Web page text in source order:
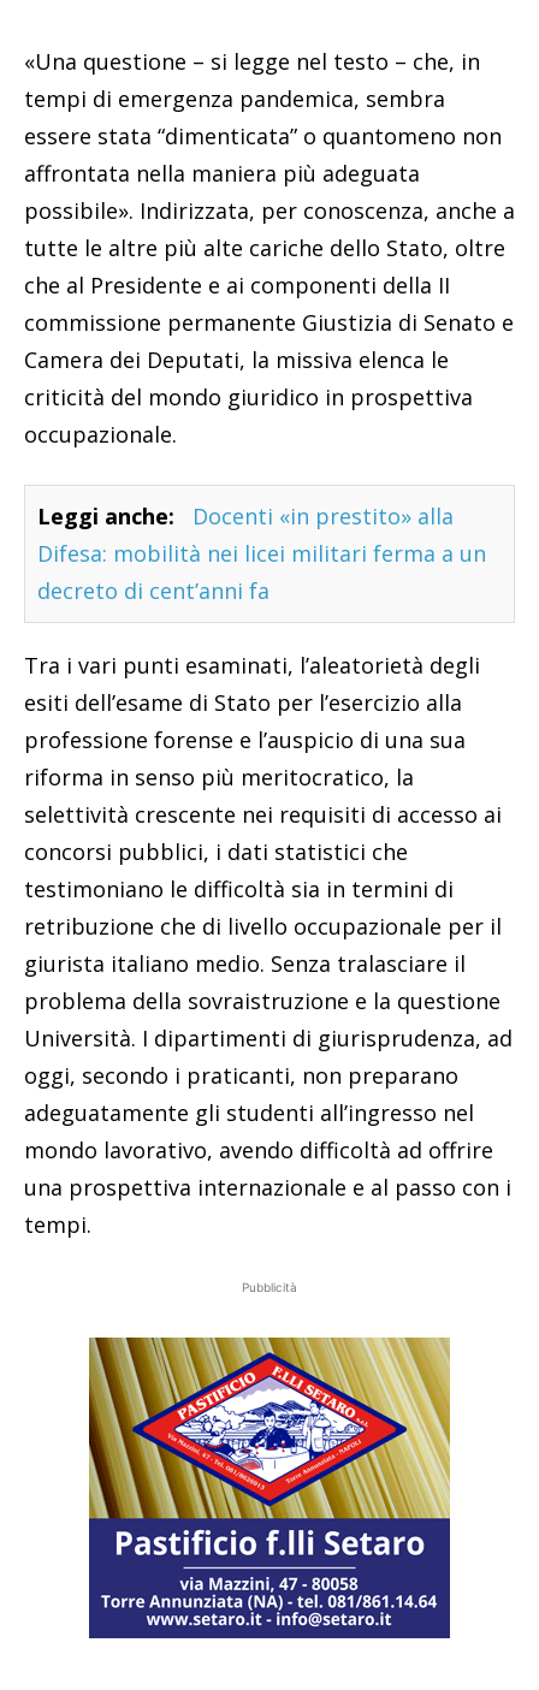
«Una questione – si legge nel testo – che, in
tempi di emergenza pandemica, sembra
essere stata “dimenticata” o quantomeno non
affrontata nella maniera più adeguata
possibile». Indirizzata, per conoscenza, anche a
tutte le altre più alte cariche dello Stato, oltre
che al Presidente e ai componenti della II
commissione permanente Giustizia di Senato e
Camera dei Deputati, la missiva elenca le
criticità del mondo giuridico in prospettiva
occupazionale.
Leggi anche:
Docenti «in prestito» alla
Difesa: mobilità nei licei militari ferma a un
decreto di cent’anni fa
Tra i vari punti esaminati, l’aleatorietà degli
esiti dell’esame di Stato per l’esercizio alla
professione forense e l’auspicio di una sua
riforma in senso più meritocratico, la
selettività crescente nei requisiti di accesso ai
concorsi pubblici, i dati statistici che
testimoniano le difficoltà sia in termini di
retribuzione che di livello occupazionale per il
giurista italiano medio. Senza tralasciare il
problema della sovraistruzione e la questione
Università. I dipartimenti di giurisprudenza, ad
oggi, secondo i praticanti, non preparano
adeguatamente gli studenti all’ingresso nel
mondo lavorativo, avendo difficoltà ad offrire
una prospettiva internazionale e al passo con i
tempi.
Pubblicità